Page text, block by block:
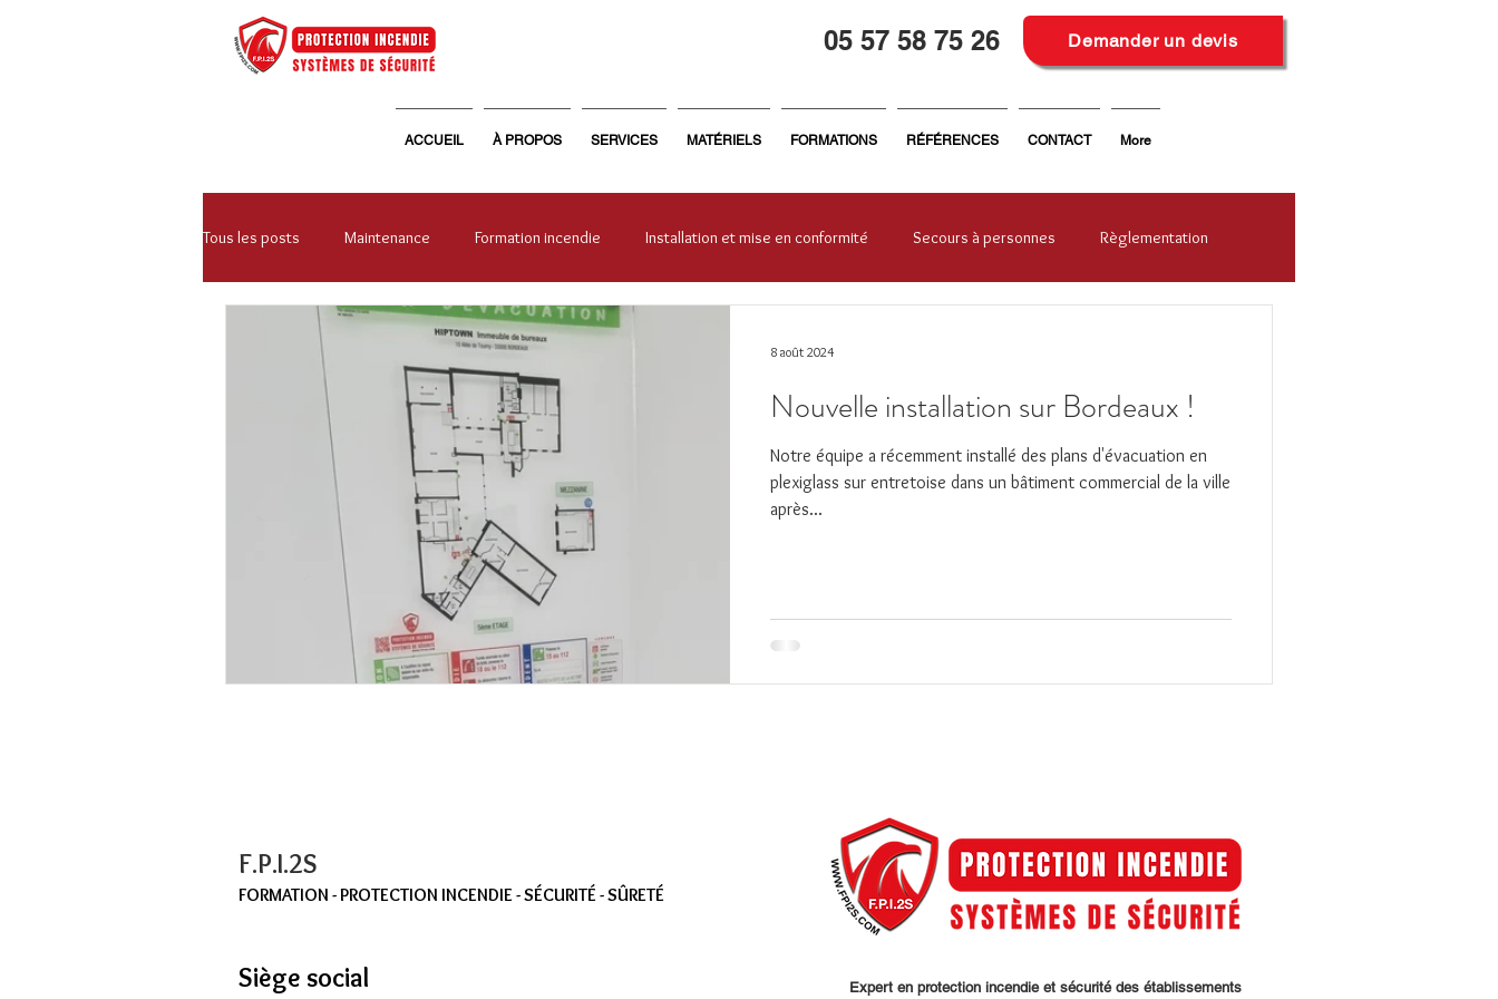
05 57 58 75 26 Demander un devis
ACCUEIL À PROPOS SERVICES MATÉRIELS FORMATIONS RÉFÉRENCES CONTACT More
Tous les posts Maintenance Formation incendie Installation et mise en conformité Secours à personnes Règlementation
Systèmes de sécurité Vie d'entreprise Général
Nouvelle installation sur Bordeaux !
Notre équipe a récemment installé des plans d'évacuation en
plexiglass sur entretoise dans un bâtiment commercial de la ville
après...
8 août 2024
F.P.I.2S
FORMATION - PROTECTION INCENDIE - SÉCURITÉ - SÛRETÉ
Siège social Expert en protection incendie et sécurité des établissements